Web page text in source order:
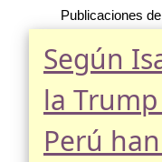
Publicaciones
Según
la
Perú